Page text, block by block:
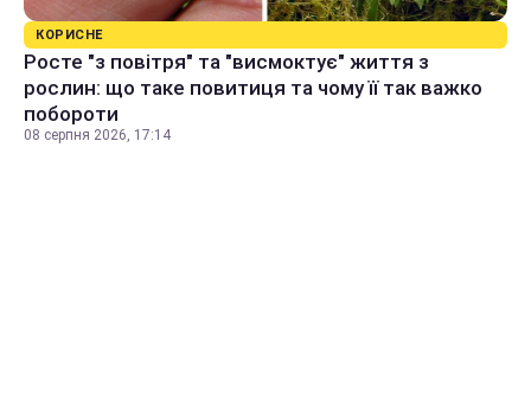
КОРИСНЕ
Росте "з повітря" та "висмоктує" життя з
рослин: що таке повитиця та чому її так важко
побороти
08 серпня 2026, 17:14